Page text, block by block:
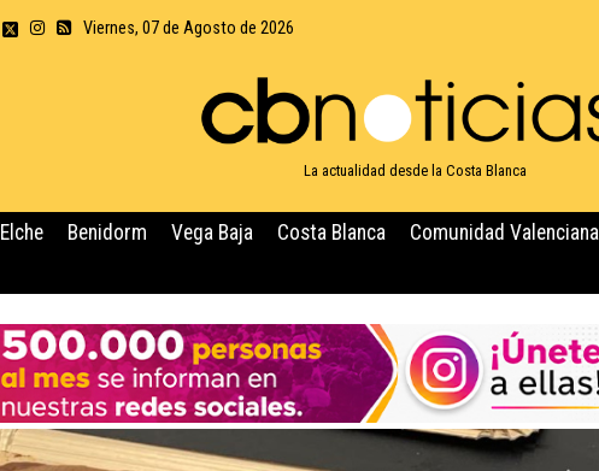
Viernes, 07 de Agosto de 2026
La actualidad desde la Costa Blanca
Elche Benidorm Vega Baja Costa Blanca Comunidad Valenciana